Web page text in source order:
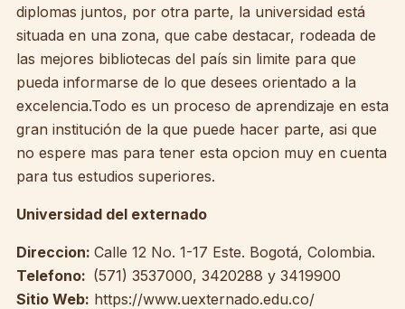
diplomas juntos, por otra parte, la universidad está
situada en una zona, que cabe destacar, rodeada de
las mejores bibliotecas del país sin limite para que
pueda informarse de lo que desees orientado a la
excelencia.Todo es un proceso de aprendizaje en esta
gran institución de la que puede hacer parte, asi que
no espere mas para tener esta opcion muy en cuenta
para tus estudios superiores.
Universidad del externado
Direccion: Calle 12 No. 1-17 Este. Bogotá, Colombia.
Telefono: (571) 3537000, 3420288 y 3419900
Sitio Web: https://www.uexternado.edu.co/